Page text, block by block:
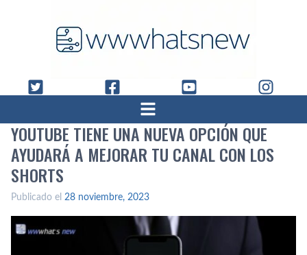
YOUTUBE TIENE UNA NUEVA OPCIÓN QUE
AYUDARÁ A MEJORAR TU CANAL CON LOS
SHORTS
Publicado el 28 noviembre, 2023